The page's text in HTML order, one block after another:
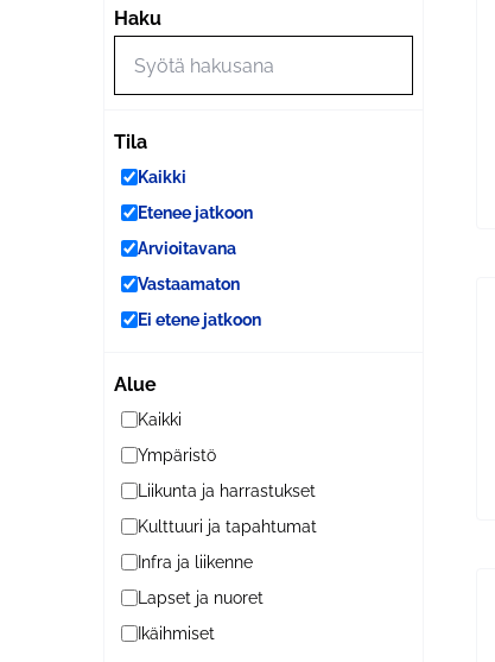
Haku
Tila
Kaikki
Etenee jatkoon
Arvioitavana
Vastaamaton
Ei etene jatkoon
Alue
Kaikki
Ympäristö
Liikunta ja harrastukset
Kulttuuri ja tapahtumat
Infra ja liikenne
Lapset ja nuoret
Ikäihmiset